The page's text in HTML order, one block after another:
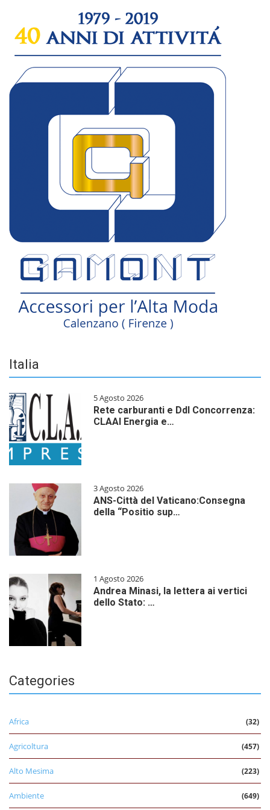
Italia
5 Agosto 2026
Rete carburanti e Ddl Concorrenza:
CLAAI Energia e…
3 Agosto 2026
ANS-Città del Vaticano:Consegna
della “Positio sup…
1 Agosto 2026
Andrea Minasi, la lettera ai vertici
dello Stato: …
Categories
Africa (32)
Agricoltura (457)
Alto Mesima (223)
Ambiente (649)